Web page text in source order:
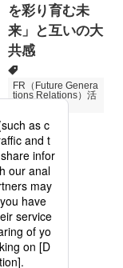
を彩り育む未
来」と互いの大
共感
FR（Future Genera
tions Relations）活
次世代育成
2026.06.16